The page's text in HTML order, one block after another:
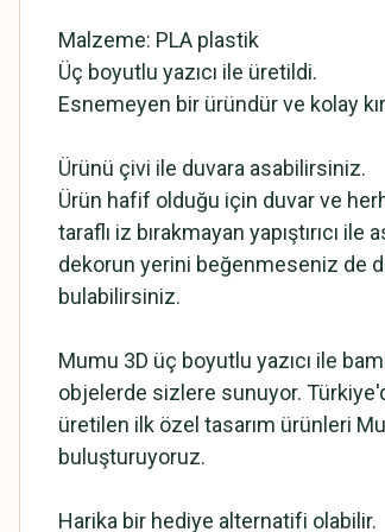
Malzeme: PLA plastik
Üç boyutlu yazıcı ile üretildi.
Esnemeyen bir üründür ve kolay
Ürünü çivi ile duvara asabilirsiniz.
Ürün hafif olduğu için duvar ve
taraflı iz bırakmayan yapıştırıcı ile
dekorun yerini beğenmeseniz de
bulabilirsiniz.
Mumu 3D üç boyutlu yazıcı ile
objelerde sizlere sunuyor.
üretilen ilk özel tasarım ürünleri
buluşturuyoruz.
Harika bir hediye alternatifi olabilir.